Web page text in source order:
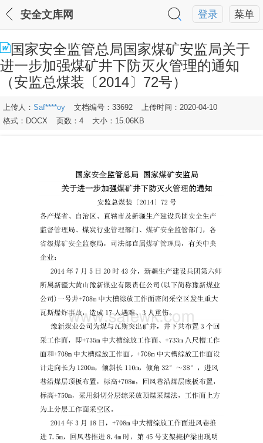
菜单
登录
安全文库网
国家安全监管总局国家煤矿安监局关于
进一步加强煤矿井下防灭火管理的通知
（安监总煤装〔2014〕72号）
上传人： Saf****oy 文档编号：33692
上传时间：2020-04-10
格式：DOCX
页数：4 大小：15.06KB